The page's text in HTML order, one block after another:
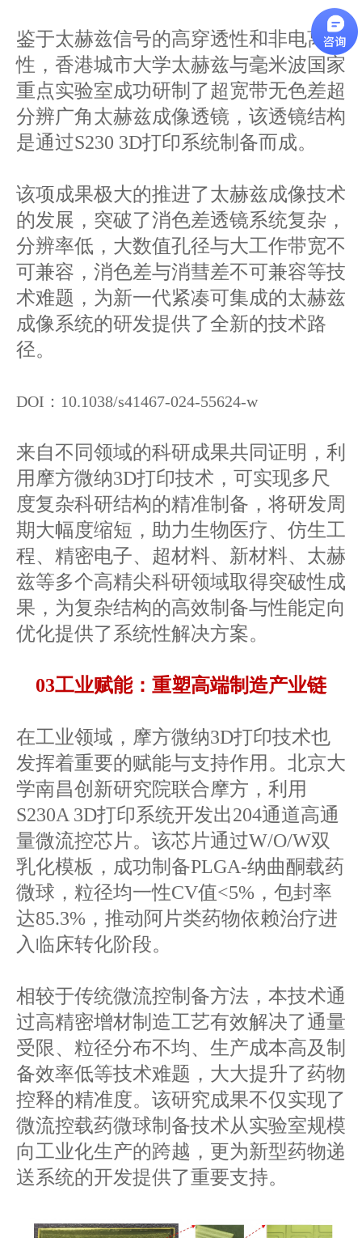
鉴于太赫兹信号的高穿透性和非电离特
性，香港城市大学太赫兹与毫米波国家
重点实验室成功研制了超宽带无色差超
分辨广角太赫兹成像透镜，该透镜结构
是通过S230 3D打印系统制备而成。
该项成果极大的推进了太赫兹成像技术
的发展，突破了消色差透镜系统复杂，
分辨率低，大数值孔径与大工作带宽不
可兼容，消色差与消彗差不可兼容等技
术难题，为新一代紧凑可集成的太赫兹
成像系统的研发提供了全新的技术路
径。
DOI：10.1038/s41467-024-55624-w
来自不同领域的科研成果共同证明，利
用摩方微纳3D打印技术，可实现多尺
度复杂科研结构的精准制备，将研发周
期大幅度缩短，助力生物医疗、仿生工
程、精密电子、超材料、新材料、太赫
兹等多个高精尖科研领域取得突破性成
果，为复杂结构的高效制备与性能定向
优化提供了系统性解决方案。
03工业赋能：重塑高端制造产业链
在工业领域，摩方微纳3D打印技术也
发挥着重要的赋能与支持作用。北京大
学南昌创新研究院联合摩方，利用
S230A 3D打印系统开发出204通道高通
量微流控芯片。该芯片通过W/O/W双
乳化模板，成功制备PLGA-纳曲酮载药
微球，粒径均一性CV值<5%，包封率
达85.3%，推动阿片类药物依赖治疗进
入临床转化阶段。
相较于传统微流控制备方法，本技术通
过高精密增材制造工艺有效解决了通量
受限、粒径分布不均、生产成本高及制
备效率低等技术难题，大大提升了药物
控释的精准度。该研究成果不仅实现了
微流控载药微球制备技术从实验室规模
向工业化生产的跨越，更为新型药物递
送系统的开发提供了重要支持。